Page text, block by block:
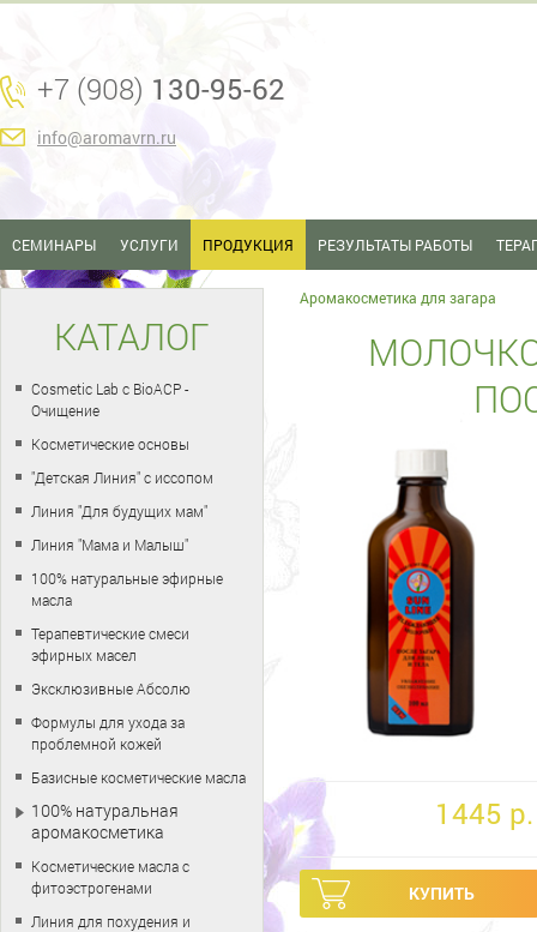
+7 (908) 130-95-62
info@aromavrn.ru
СЕМИНАРЫ УСЛУГИ ПРОДУКЦИЯ РЕЗУЛЬТАТЫ РАБОТЫ
Аромакосметика для загара
1445 p.
КАТАЛОГ
Cosmetic Lab с BioACP -
Очищение
Косметические основы
"Детская Линия" с иссопом
Линия "Для будущих мам"
Линия "Мама и Малыш"
100% натуральные эфирные
масла
Терапевтические смеси
эфирных масел
Эксклюзивные Абсолю
Формулы для ухода за
проблемной кожей
Базисные косметические масла
100% натуральная
аромакосметика
Косметические масла с
фитоэстрогенами
Линия для похудения и